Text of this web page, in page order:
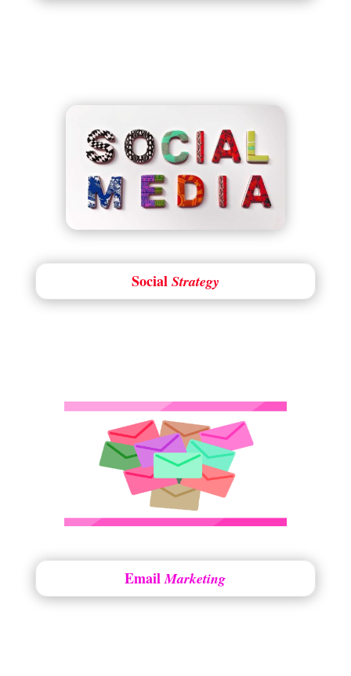
Social Strategy
EmailMarketing